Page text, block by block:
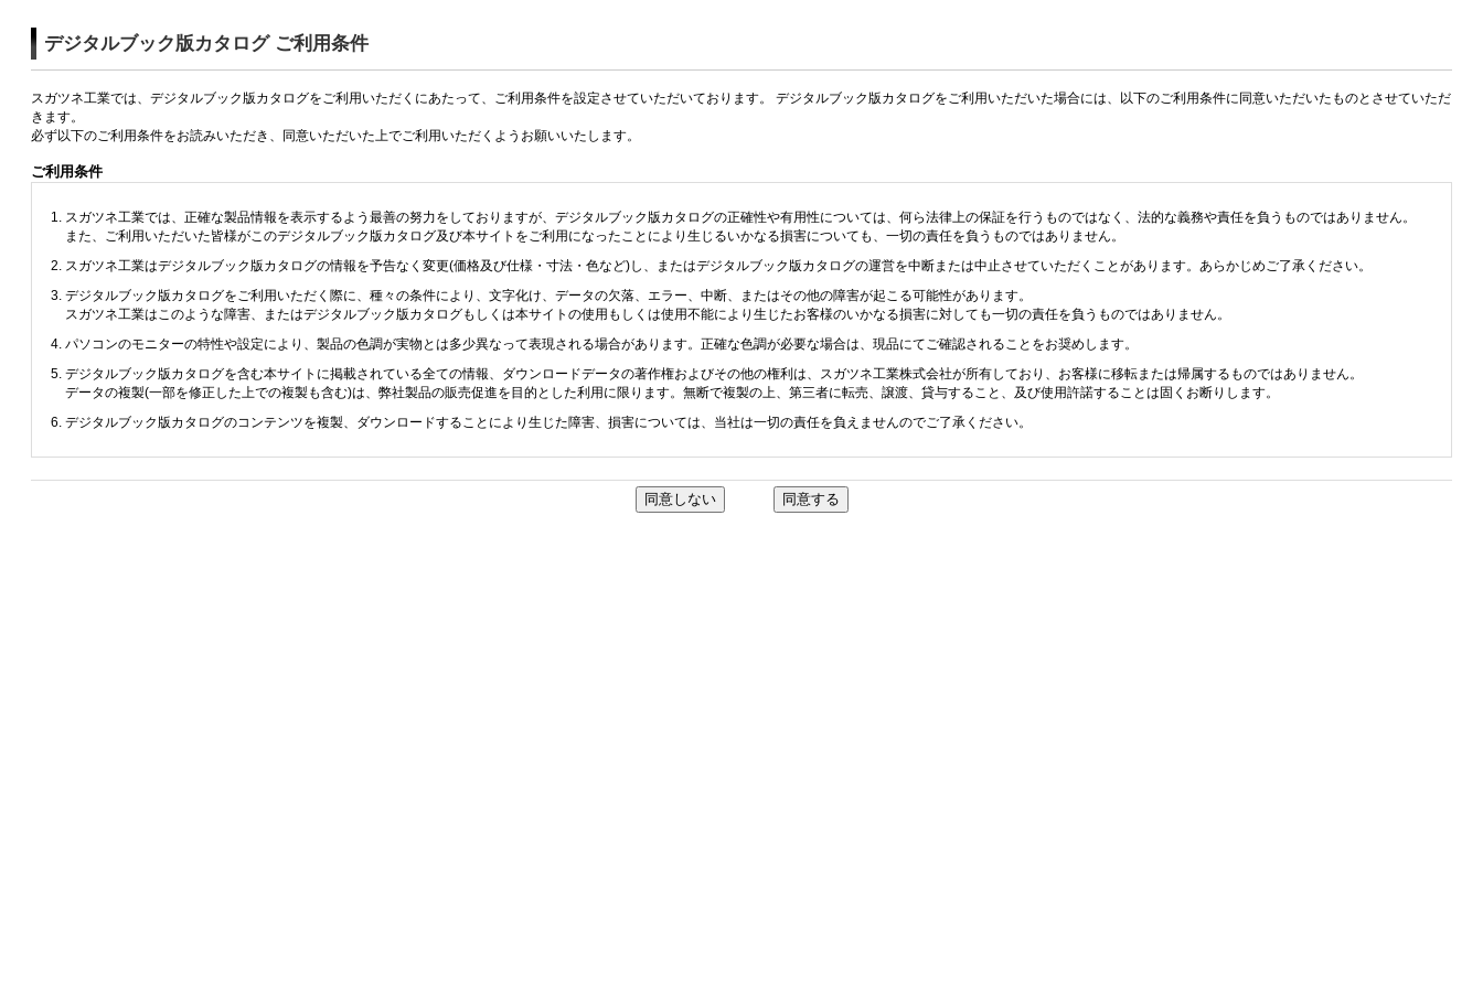
デジタルブック版カタログ ご利用条件
スガツネ工業では、デジタルブック版カタログをご利用いただくにあたって、ご利用条件を設定させていただいております。 デジタルブック版カタログをご利用いただいた場合には、以下のご利用条件に同意いただいたものとさせていただ
きます。
必ず以下のご利用条件をお読みいただき、同意いただいた上でご利用いただくようお願いいたします。
ご利用条件
スガツネ工業では、正確な製品情報を表示するよう最善の努力をしておりますが、デジタルブック版カタログの正確性や有用性については、何ら法律上の保証を行うものではなく、法的な義務や責任を負うものではありません。
また、ご利用いただいた皆様がこのデジタルブック版カタログ及び本サイトをご利用になったことにより生じるいかなる損害についても、一切の責任を負うものではありません。
スガツネ工業はデジタルブック版カタログの情報を予告なく変更(価格及び仕様・寸法・色など)し、またはデジタルブック版カタログの運営を中断または中止させていただくことがあります。あらかじめご了承ください。
デジタルブック版カタログをご利用いただく際に、種々の条件により、文字化け、データの欠落、エラー、中断、またはその他の障害が起こる可能性があります。
スガツネ工業はこのような障害、またはデジタルブック版カタログもしくは本サイトの使用もしくは使用不能により生じたお客様のいかなる損害に対しても一切の責任を負うものではありません。
パソコンのモニターの特性や設定により、製品の色調が実物とは多少異なって表現される場合があります。正確な色調が必要な場合は、現品にてご確認されることをお奨めします。
デジタルブック版カタログを含む本サイトに掲載されている全ての情報、ダウンロードデータの著作権およびその他の権利は、スガツネ工業株式会社が所有しており、お客様に移転または帰属するものではありません。
データの複製(一部を修正した上での複製も含む)は、弊社製品の販売促進を目的とした利用に限ります。無断で複製の上、第三者に転売、譲渡、貸与すること、及び使用許諾することは固くお断りします。
デジタルブック版カタログのコンテンツを複製、ダウンロードすることにより生じた障害、損害については、当社は一切の責任を負えませんのでご了承ください。